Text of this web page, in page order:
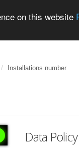
on this website
Installations number
Data